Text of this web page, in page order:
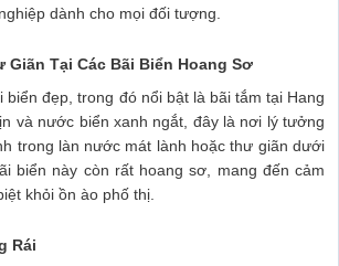
dành cho mọi đối tượng.
Giãn Tại Các Bãi Biển Hoang Sơ
biển đẹp, trong đó nổi bật là bãi tắm tại Hang
và nước biển xanh ngắt, đây là nơi lý tưởng
trong làn nước mát lành hoặc thư giãn dưới
biển này còn rất hoang sơ, mang đến cảm
khỏi ồn ào phố thị.
Rái